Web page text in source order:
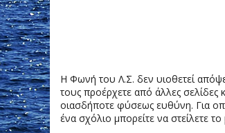
Η Φωνή του Λ.Σ. δεν υιοθετεί
τους προέρχετε από άλλες σελίδες
οιασδήποτε φύσεως ευθύνη. Για
ένα σχόλιο μπορείτε να στείλετε